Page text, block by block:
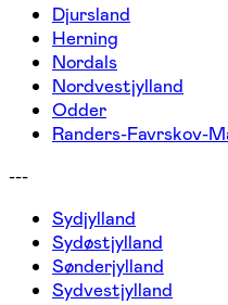
Djursland
Herning
Nordals
Nordvestjylland
Odder
Randers-Favrskov-
---
Sydjylland
Sydøstjylland
Sønderjylland
Sydvestjylland